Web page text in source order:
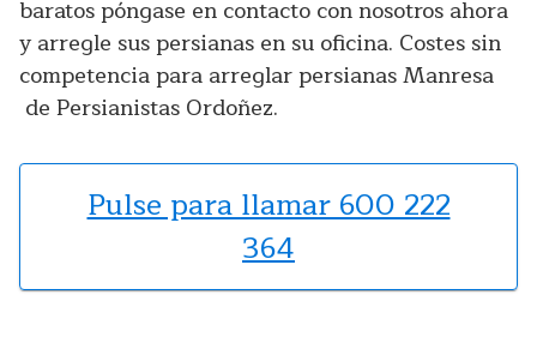
baratos póngase en contacto con nosotros ahora
y arregle sus persianas en su oficina. Costes sin
competencia para arreglar persianas Manresa
de Persianistas Ordoñez.
Pulse para llamar 600 222
364